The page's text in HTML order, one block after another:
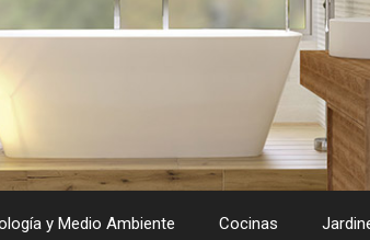
y Medio Ambiente Cocinas